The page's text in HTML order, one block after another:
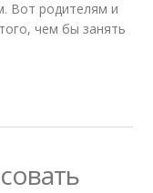
Вот родителям и
чем бы занять